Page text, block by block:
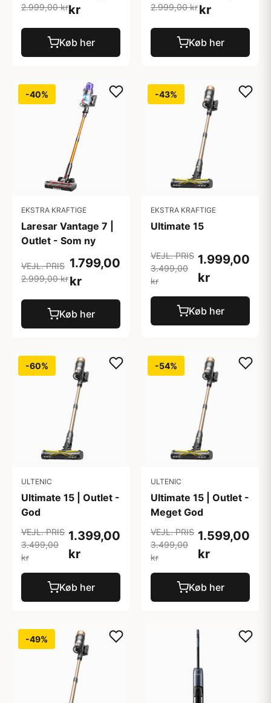
2.999,00 krkr
Køb her
2.999,00 krkr
Køb her
-40%
EKSTRA KRAFTIGE
Laresar Vantage 7 |
Outlet - Som ny
VEJL. PRIS
2.999,00 kr
1.799,00
kr
Køb her
-43%
EKSTRA KRAFTIGE
Ultimate 15
VEJL. PRIS
3.499,00
kr
1.999,00
kr
Køb her
-60%
ULTENIC
Ultimate 15 | Outlet -
God
VEJL. PRIS
3.499,00
kr
1.399,00
kr
Køb her
-54%
ULTENIC
Ultimate 15 | Outlet -
Meget God
VEJL. PRIS
3.499,00
kr
1.599,00
kr
Køb her
-49%